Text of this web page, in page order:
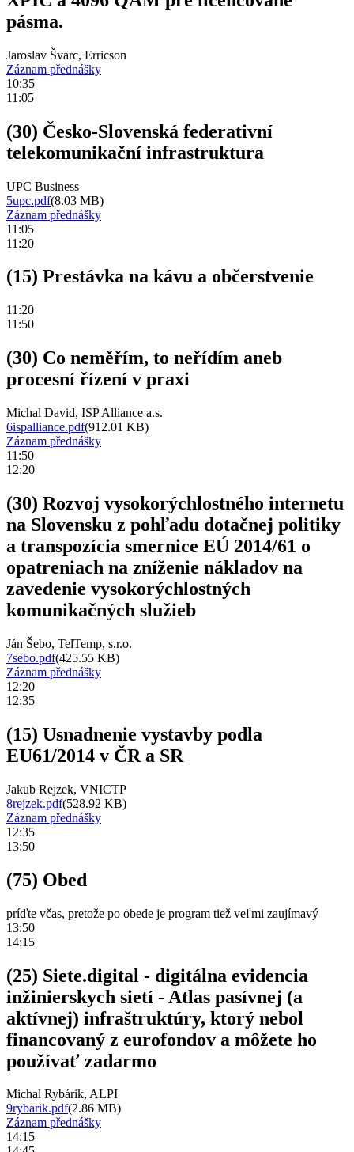
pásma.
Jaroslav Švarc, Erricson
Záznam přednášky
10:35
11:05
(30) Česko-Slovenská federativní
telekomunikační infrastruktura
UPC Business
5upc.pdf(8.03 MB)
Záznam přednášky
11:05
11:20
(15) Prestávka na kávu a občerstvenie
11:20
11:50
(30) Co neměřím, to neřídím aneb
procesní řízení v praxi
Michal David, ISP Alliance a.s.
6ispalliance.pdf(912.01 KB)
Záznam přednášky
11:50
12:20
(30) Rozvoj vysokorýchlostného internetu
na Slovensku z pohľadu dotačnej politiky
a transpozícia smernice EÚ 2014/61 o
opatreniach na zníženie nákladov na
zavedenie vysokorýchlostných
komunikačných služieb
Ján Šebo, TelTemp, s.r.o.
7sebo.pdf(425.55 KB)
Záznam přednášky
12:20
12:35
(15) Usnadnenie vystavby podla
EU61/2014 v ČR a SR
Jakub Rejzek, VNICTP
8rejzek.pdf(528.92 KB)
Záznam přednášky
12:35
13:50
(75) Obed
príďte včas, pretože po obede je program tiež veľmi zaujímavý
13:50
14:15
(25) Siete.digital - digitálna evidencia
inžinierskych sietí - Atlas pasívnej (a
aktívnej) infraštruktúry, ktorý nebol
financovaný z eurofondov a môžete ho
používať zadarmo
Michal Rybárik, ALPI
9rybarik.pdf(2.86 MB)
Záznam přednášky
14:15